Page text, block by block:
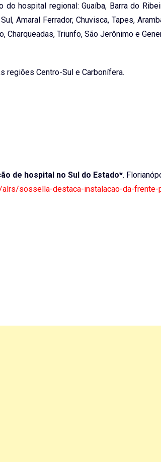
hospital regional: Guaíba, Barra do
Amaral Ferrador, Chuvisca, Tapes,
Triunfo, São Jerônimo e
regiões Centro-Sul e Carbonífera.
de hospital no Sul do Estado*.
sossella-destaca-instalacao-da-frente-